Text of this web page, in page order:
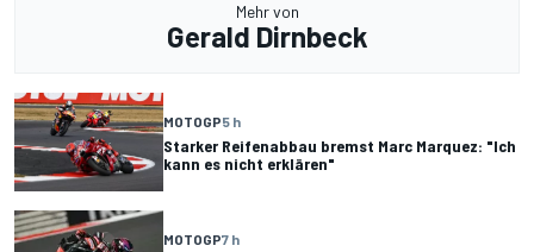
Mehr von
Gerald Dirnbeck
MOTOGP5 h
Starker Reifenabbau bremst Marc Marquez: "Ich
kann es nicht erklären"
MOTOGP7 h